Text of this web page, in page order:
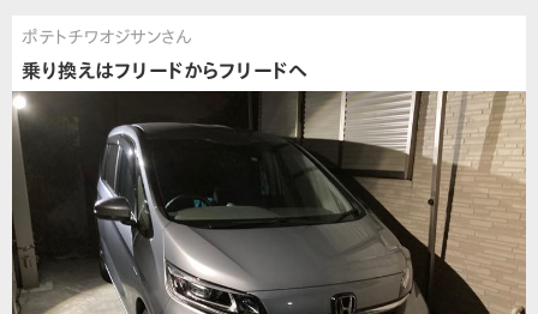
ポテトチワオジサンさん
乗り換えはフリードからフリードへ